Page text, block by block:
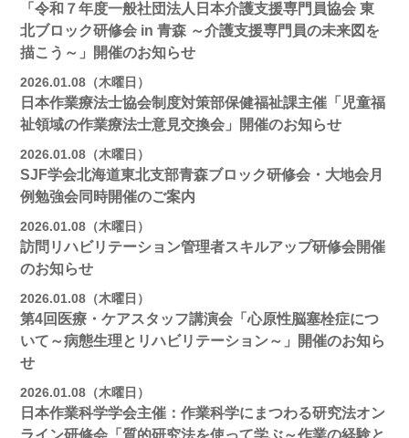
「令和７年度一般社団法人日本介護支援専門員協会 東
北ブロック研修会 in 青森 ～介護支援専門員の未来図を
描こう～」開催のお知らせ
2026.01.08（木曜日）
日本作業療法士協会制度対策部保健福祉課主催「児童福
祉領域の作業療法士意見交換会」開催のお知らせ
2026.01.08（木曜日）
SJF学会北海道東北支部青森ブロック研修会・大地会月
例勉強会同時開催のご案内
2026.01.08（木曜日）
訪問リハビリテーション管理者スキルアップ研修会開催
のお知らせ
2026.01.08（木曜日）
第4回医療・ケアスタッフ講演会「心原性脳塞栓症につ
いて～病態生理とリハビリテーション～」開催のお知ら
せ
2026.01.08（木曜日）
日本作業科学学会主催：作業科学にまつわる研究法オン
ライン研修会「質的研究法を使って学ぶ～作業の経験と